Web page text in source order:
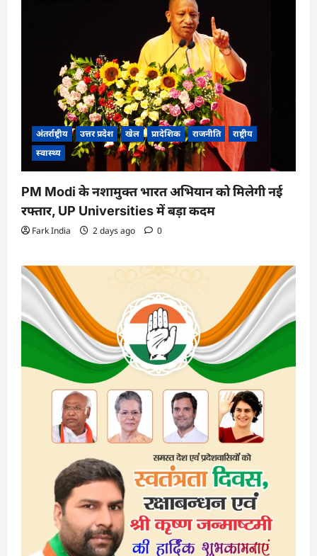
अंतर्राष्ट्रीय उत्तर प्रदेश खेल प्रादेशिक राजनीति
राष्ट्रीय
स्वास्थ्य
PM Modi के नशामुक्त भारत अभियान को मिलेगी नई
रफ्तार, UP Universities में बड़ा कदम
Fark India 2 days ago 0